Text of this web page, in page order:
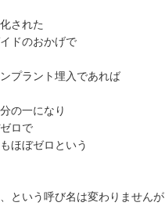
された
ドのおかげで
プラント埋入であれば
の一になり
ロで
ほぼゼロという
という呼び名は変わりませんが